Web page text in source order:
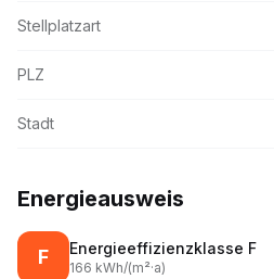
Stellplatzart
PLZ
Stadt
Energieausweis
F Energieeffizienzklasse F
166 kWh/(m²·a)